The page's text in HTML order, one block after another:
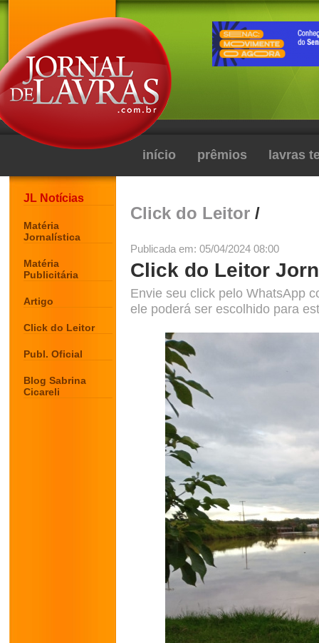
início prêmios lavras
JL Notícias
Matéria
Jornalística
Matéria
Publicitária
Artigo
Click do Leitor
Publ. Oficial
Blog Sabrina
Cicareli
Click do Leitor /
Publicada em: 05/04/2024 08:00
Click do Leitor
Envie seu click pelo WhatsApp
ele poderá ser escolhido para